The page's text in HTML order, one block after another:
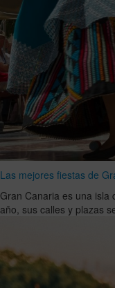
Las mejores fiestas de
Gran Canaria es una isla
año, sus calles y plazas